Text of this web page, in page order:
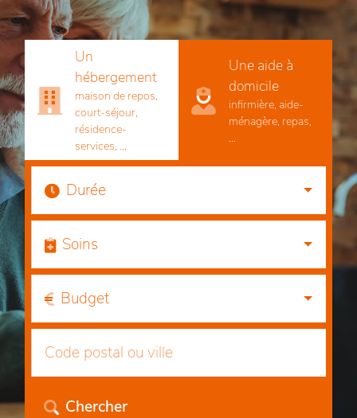
Un
hébergement
maison de repos,
court-séjour,
résidence-
services, ...
Une aide à
domicile
infirmière, aide-
ménagère, repas,
...
Durée
Soins
Budget
Chercher